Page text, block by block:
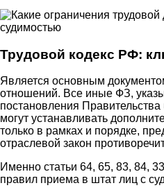
Трудовой кодекс РФ:
Является основным
отношений. Все иные ФЗ,
постановления
могут устанавливать
только в рамках и порядке,
отраслевой закон
Именно статьи 64, 65, 83, 84,
правил приема в штат лиц с